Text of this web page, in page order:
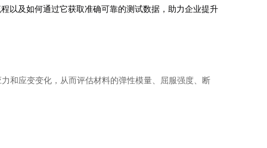
以及如何通过它获取准确可靠的测试数据，助力企业提升
和应变变化，从而评估材料的弹性模量、屈服强度、断